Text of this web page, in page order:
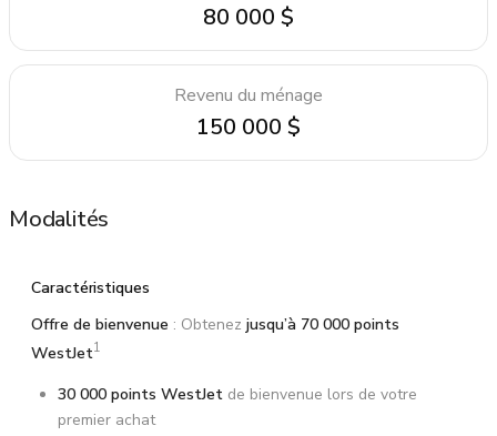
80 000 $
Revenu du ménage
150 000 $
Modalités
Caractéristiques
Offre de bienvenue : Obtenez jusqu’à 70 000 points
WestJet1
30 000 points WestJet de bienvenue lors de votre
premier achat